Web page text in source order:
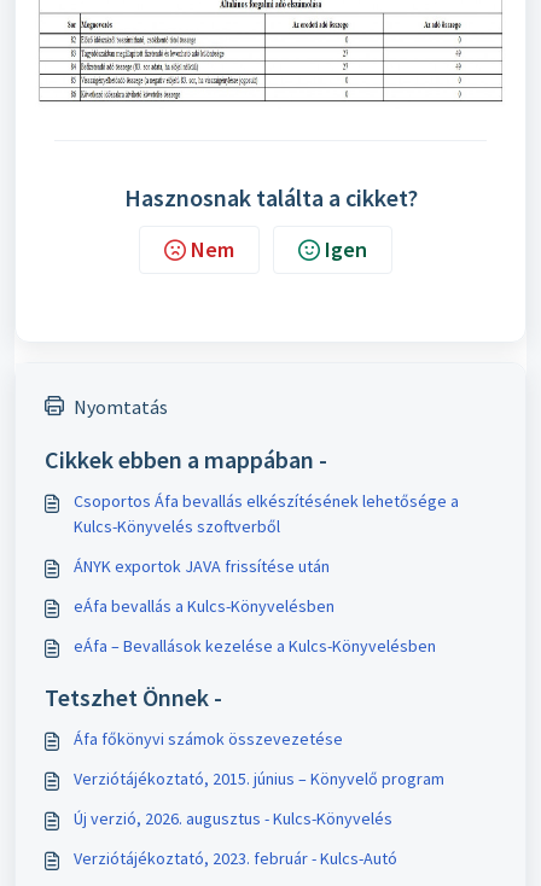
Hasznosnak találta a cikket?
Nem Igen
Nyomtatás
Cikkek ebben a mappában -
Csoportos Áfa bevallás elkészítésének lehetősége a
Kulcs-Könyvelés szoftverből
ÁNYK exportok JAVA frissítése után
eÁfa bevallás a Kulcs-Könyvelésben
eÁfa – Bevallások kezelése a Kulcs-Könyvelésben
Tetszhet Önnek -
Áfa főkönyvi számok összevezetése
Verziótájékoztató, 2015. június – Könyvelő program
Új verzió, 2026. augusztus - Kulcs-Könyvelés
Verziótájékoztató, 2023. február - Kulcs-Autó